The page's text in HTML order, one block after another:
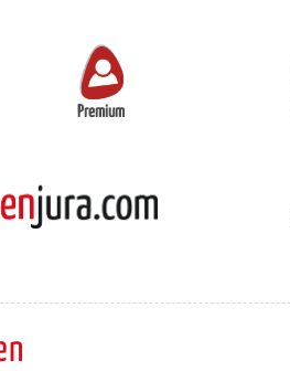
Premium